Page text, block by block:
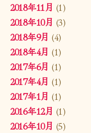
2018年11月 (1)
2018年10月 (3)
2018年9月 (4)
2018年4月 (1)
2017年6月 (1)
2017年4月 (1)
2017年1月 (1)
2016年12月 (1)
2016年10月 (5)